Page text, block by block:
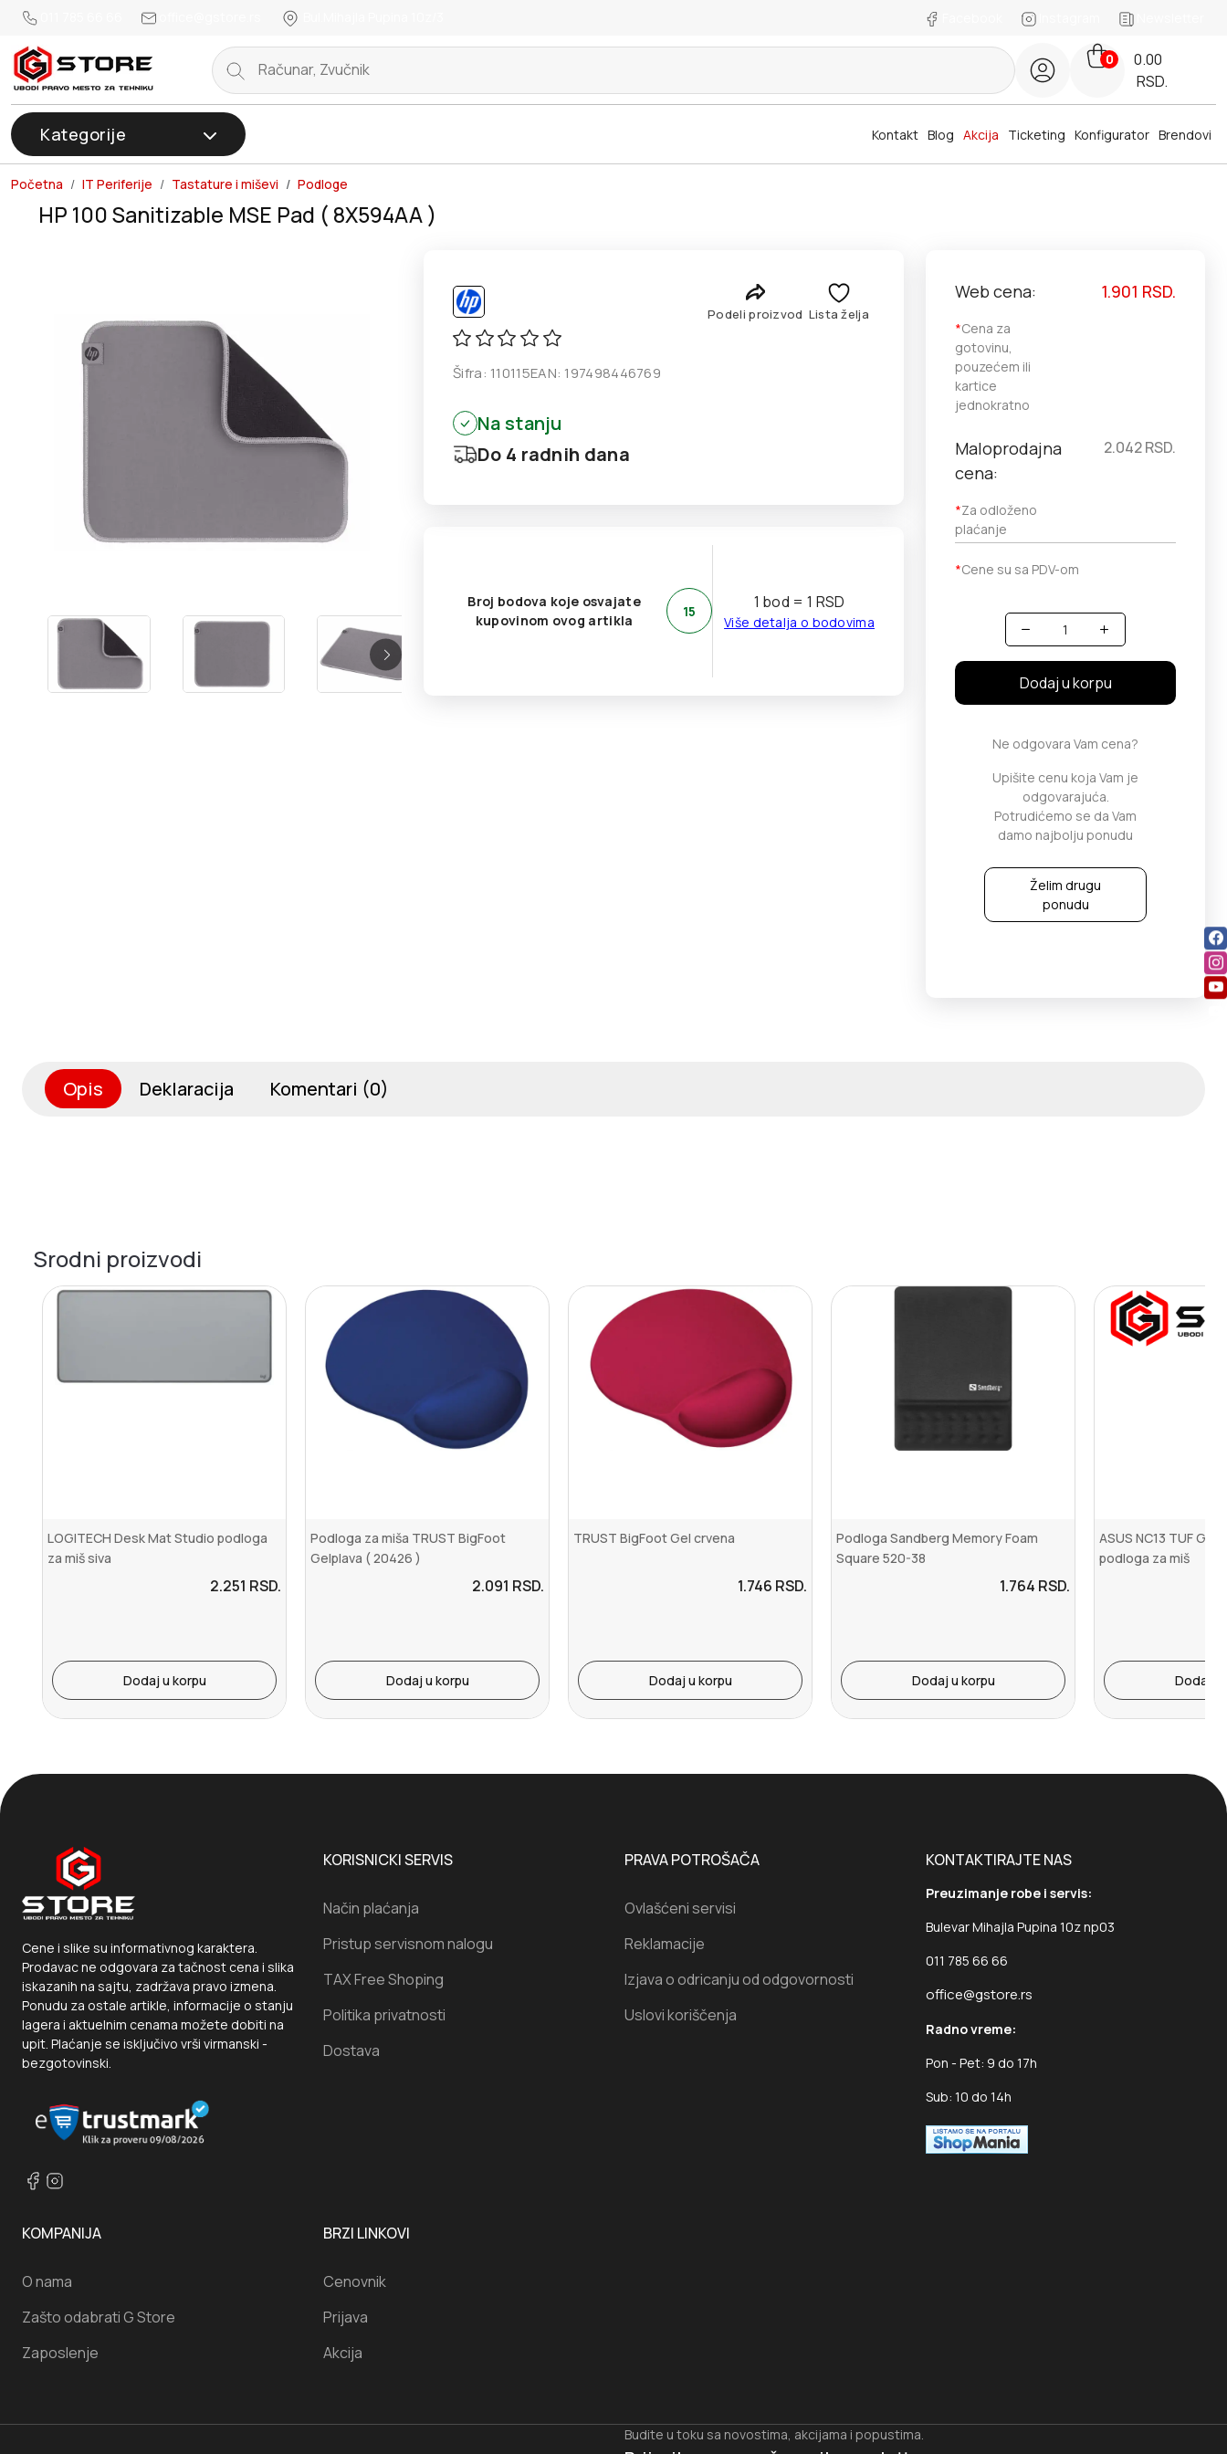
Instagram Newsletter
0
0.00
RSD.
Kategorije Brendovi
Blog Akcija
Kontakt Ticketing Konfigurator
Početna IT Periferije Tastature i miševi Podloge
HP 100 Sanitizable MSE Pad ( 8X594AA )
Podeli proizvod Lista želja
Šifra: 110115EAN: 197498446769
Na stanju
Do 4 radnih dana
Broj bodova koje osvajate
kupovinom ovog artikla
15 1 bod = 1 RSD
Više detalja o bodovima
Web cena:
*Cena za
gotovinu,
pouzećem ili
kartice
jednokratno
1.901 RSD.
Maloprodajna
cena:
*Za odloženo
plaćanje
2.042RSD.
*Cene su sa PDV-om
Količina
Dodaj u korpu
Ne odgovara Vam cena?
Upišite cenu koja Vam je
odgovarajuća.
Potrudićemo se da Vam
damo najbolju ponudu
Želim drugu
ponudu
Opis Deklaracija Komentari (0)
Srodni proizvodi
LOGITECH Desk Mat Studio podloga
za miš siva
2.251 RSD.
Dodaj u korpu
Podloga za miša TRUST BigFoot
Gelplava ( 20426 )
2.091 RSD.
Dodaj u korpu
TRUST BigFoot Gel crvena
1.746 RSD.
Dodaj u korpu
Podloga Sandberg Memory Foam
Square 520-38
1.764 RSD.
Dodaj u korpu
ASUS NC13 TUF
podloga za miš
Dodaj u
Cene i slike su informativnog karaktera.
Prodavac ne odgovara za tačnost cena i slika
iskazanih na sajtu, zadržava pravo izmena.
Ponudu za ostale artikle, informacije o stanju
lagera i aktuelnim cenama možete dobiti na
upit. Plaćanje se isključivo vrši virmanski -
bezgotovinski.
KORISNICKI SERVIS
Način plaćanja
Pristup servisnom nalogu
TAX Free Shoping
Politika privatnosti
Dostava
PRAVA POTROŠAČA
Ovlašćeni servisi
Reklamacije
Izjava o odricanju od odgovornosti
Uslovi koriščenja
KONTAKTIRAJTE NAS
Preuzimanje robe i servis:
Bulevar Mihajla Pupina 10z np03
011 785 66 66
office@gstore.rs
Radno vreme:
Pon - Pet: 9 do 17h
Sub: 10 do 14h
KOMPANIJA
O nama
Zašto odabrati G Store
Zaposlenje
BRZI LINKOVI
Cenovnik
Prijava
Akcija
Budite u toku sa novostima, akcijama i popustima.